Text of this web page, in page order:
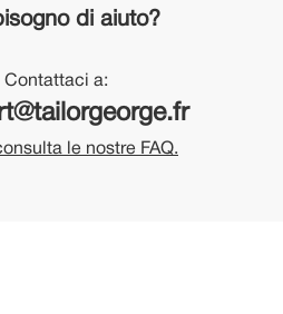
di aiuto?
Contattaci a:
le nostre FAQ.